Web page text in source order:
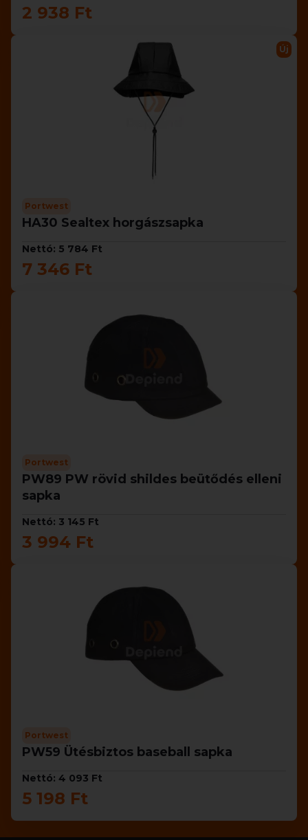
2 938 Ft
Új
Portwest
HA30 Sealtex horgászsapka
Nettó: 5 784 Ft
7 346 Ft
Portwest
PW89 PW rövid shildes beütődés elleni
sapka
Nettó: 3 145 Ft
3 994 Ft
Portwest
PW59 Ütésbiztos baseball sapka
Nettó: 4 093 Ft
5 198 Ft